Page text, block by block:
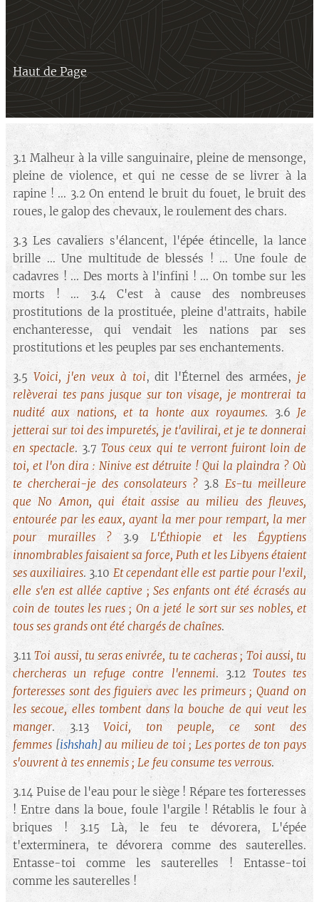
Haut de Page
3.1 Malheur à la ville sanguinaire, pleine de mensonge,
pleine de violence, et qui ne cesse de se livrer à la
rapine ! ... 3.2 On entend le bruit du fouet, le bruit des
roues, le galop des chevaux, le roulement des chars.
3.3 Les cavaliers s'élancent, l'épée étincelle, la lance
brille ... Une multitude de blessés ! ... Une foule de
cadavres ! ... Des morts à l'infini ! ... On tombe sur les
morts ! ... 3.4 C'est à cause des nombreuses
prostitutions de la prostituée, pleine d'attraits, habile
enchanteresse, qui vendait les nations par ses
prostitutions et les peuples par ses enchantements.
3.5 Voici, j'en veux à toi, dit l'Éternel des armées,je
relèverai tes pans jusque sur ton visage, je montrerai ta
nudité aux nations, et ta honte aux royaumes. 3.6 Je
jetterai sur toi des impuretés, je t'avilirai, et je te donnerai
en spectacle. 3.7Tous ceux qui te verront fuiront loin de
toi, et l'on dira : Ninive est détruite ! Qui la plaindra ? Où
te chercherai-je des consolateurs ?3.8 Es-tu meilleure
que No Amon, qui était assise au milieu des fleuves,
entourée par les eaux, ayant la mer pour rempart, la mer
pour murailles ? 3.9 L'Éthiopie et les Égyptiens
innombrables faisaient sa force, Puth et les Libyens étaient
ses auxiliaires. 3.10 Et cependant elle est partie pour l'exil,
elle s'en est allée captive ; Ses enfants ont été écrasés au
coin de toutes les rues ; On a jeté le sort sur ses nobles, et
tous ses grands ont été chargés de chaînes.
3.11Toi aussi, tu seras enivrée, tu te cacheras ; Toi aussi, tu
chercheras un refuge contre l'ennemi. 3.12 Toutes tes
forteresses sont des figuiers avec les primeurs ; Quand on
les secoue, elles tombent dans la bouche de qui veut les
manger. 3.13Voici, ton peuple, ce sont des
femmes [ishshah]au milieu de toi ; Les portes de ton pays
s'ouvrent à tes ennemis ; Le feu consume tes verrous.
3.14 Puise de l'eau pour le siège ! Répare tes forteresses
! Entre dans la boue, foule l'argile ! Rétablis le four à
briques ! 3.15 Là, le feu te dévorera, L'épée
t'exterminera, te dévorera comme des sauterelles.
Entasse-toi comme les sauterelles ! Entasse-toi
comme les sauterelles !